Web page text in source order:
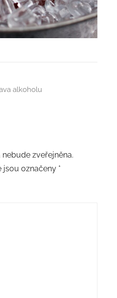
alkoholu
zveřejněna.
jsou označeny *